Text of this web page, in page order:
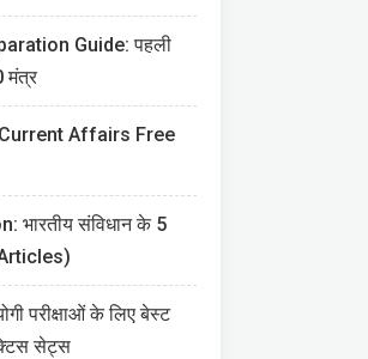
Guide: पहली
मंत्र
Affairs Free
भारतीय संविधान के 5
परीक्षाओं के लिए बेस्ट
सेट्स